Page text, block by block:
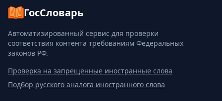
ГосСловарь
Автоматизированный сервис для проверки
соответствия контента требованиям Федеральных
законов РФ.
Проверка на запрещенные иностранные слова
Подбор русского аналога иностранного слова